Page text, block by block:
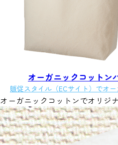
オーガニックコットン
販促スタイル（ECサイト）でオ
オーガニックコットンでオリジ